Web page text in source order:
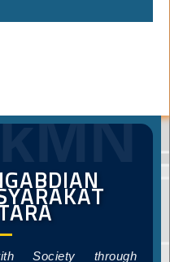
Society through